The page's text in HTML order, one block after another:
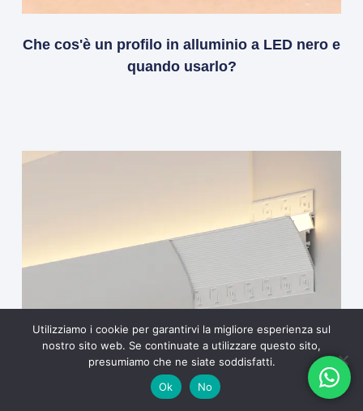
Che cos'è un profilo in alluminio a LED nero e
quando usarlo?
Utilizziamo i cookie per garantirvi la migliore esperienza sul
nostro sito web. Se continuate a utilizzare questo sito,
presumiamo che ne siate soddisfatti.
Ok
No